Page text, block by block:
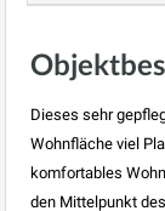
Dieses sehr
Wohnfläche viel
komfortables
den Mittelpunkt